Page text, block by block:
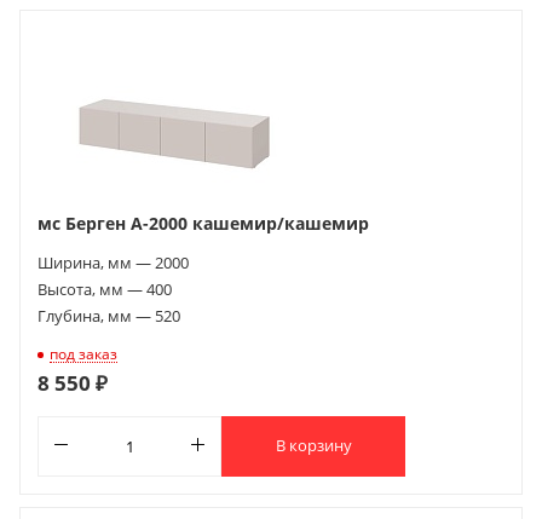
мс Берген А-2000 кашемир/кашемир
Ширина, мм — 2000
Высота, мм — 400
Глубина, мм — 520
под заказ
8 550 ₽
В корзину